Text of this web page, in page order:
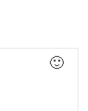
🙂